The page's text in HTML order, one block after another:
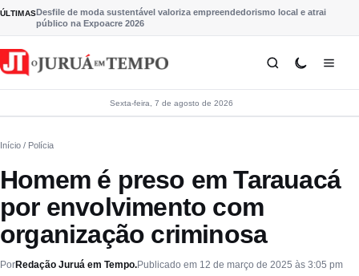
Pular para o conteúdo
ÚLTIMASDesfile de moda sustentável valoriza empreendedorismo local e atrai
público na Expoacre 2026
Sexta-feira, 7 de agosto de 2026
Início / Polícia
Homem é preso em Tarauacá
por envolvimento com
organização criminosa
PorRedação Juruá em Tempo.Publicado em 12 de março de 2025 às 3:05 pm